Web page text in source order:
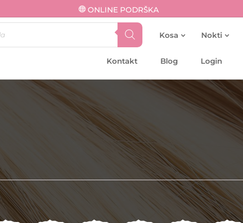
ONLINE PODRŠKA
Kosa Nokti
Kontakt Blog Login